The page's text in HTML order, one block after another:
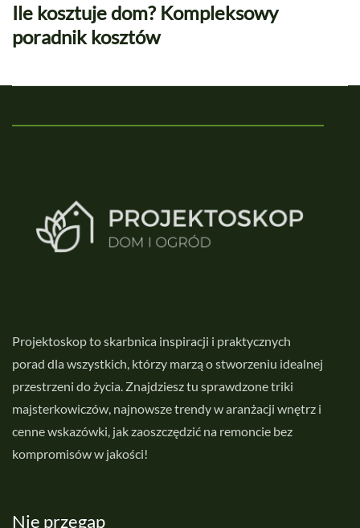
Ile kosztuje dom? Kompleksowy
poradnik kosztów
Projektoskop to skarbnica inspiracji i praktycznych
porad dla wszystkich, którzy marzą o stworzeniu idealnej
przestrzeni do życia. Znajdziesz tu sprawdzone triki
majsterkowiczów, najnowsze trendy w aranżacji wnętrz i
cenne wskazówki, jak zaoszczędzić na remoncie bez
kompromisów w jakości!
Nie przegap